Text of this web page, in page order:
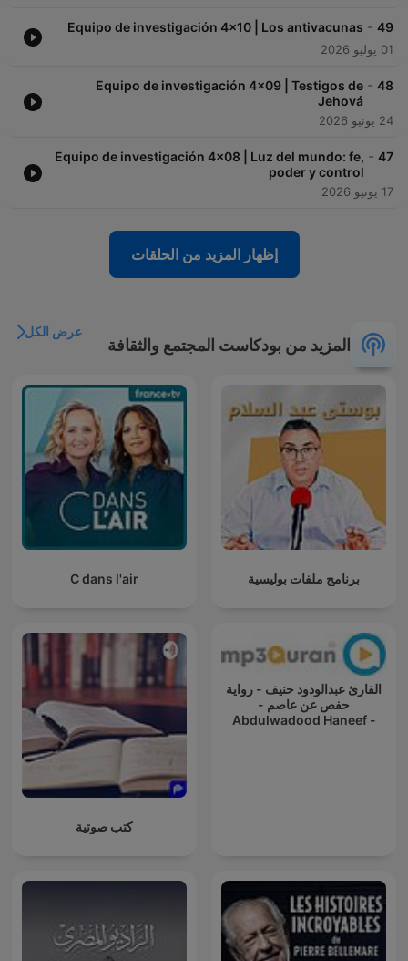
49
-
Equipo de investigación 4x10 | Los antivacunas
01 يوليو 2026
48
-
Equipo de investigación 4x09 | Testigos de
Jehová
24 يونيو 2026
47
-
Equipo de investigación 4x08 | Luz del mundo: fe,
poder y control
17 يونيو 2026
إظهار المزيد من الحلقات
المزيد من بودكاست المجتمع والثقافة
عرض الكل
برنامج ملفات بوليسية C dans l'air
القارئ عبدالودود حنيف - رواية
حفص عن عاصم -
Abdulwadood Haneef -
كتب صوتية